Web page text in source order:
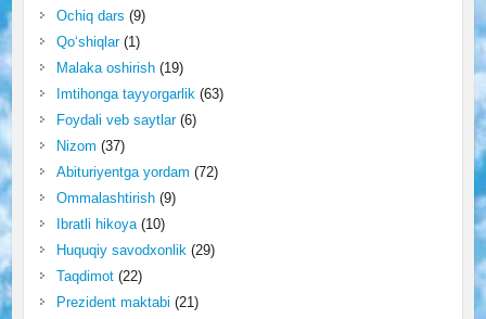
Ochiq dars (9)
Qo‘shiqlar(1)
Malaka oshirish(19)
Imtihonga tayyorgarlik(63)
Foydali veb saytlar(6)
Nizom (37)
Abituriyentga yordam (72)
Ommalashtirish(9)
Ibratli hikoya(10)
Huquqiy savodxonlik(29)
Taqdimot(22)
Prezident maktabi (21)